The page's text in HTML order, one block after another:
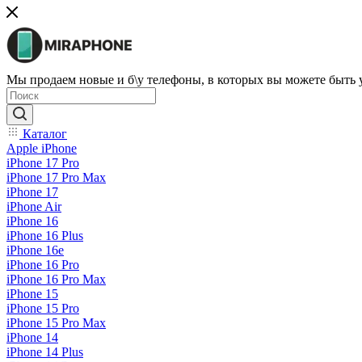
Мы продаем новые и б\у телефоны, в которых вы можете быть
Каталог
Apple iPhone
iPhone 17 Pro
iPhone 17 Pro Max
iPhone 17
iPhone Air
iPhone 16
iPhone 16 Plus
iPhone 16e
iPhone 16 Pro
iPhone 16 Pro Max
iPhone 15
iPhone 15 Pro
iPhone 15 Pro Max
iPhone 14
iPhone 14 Plus